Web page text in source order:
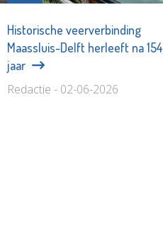
Historische veerverbinding
Maassluis-Delft herleeft na 154
jaar
Redactie - 02-06-2026